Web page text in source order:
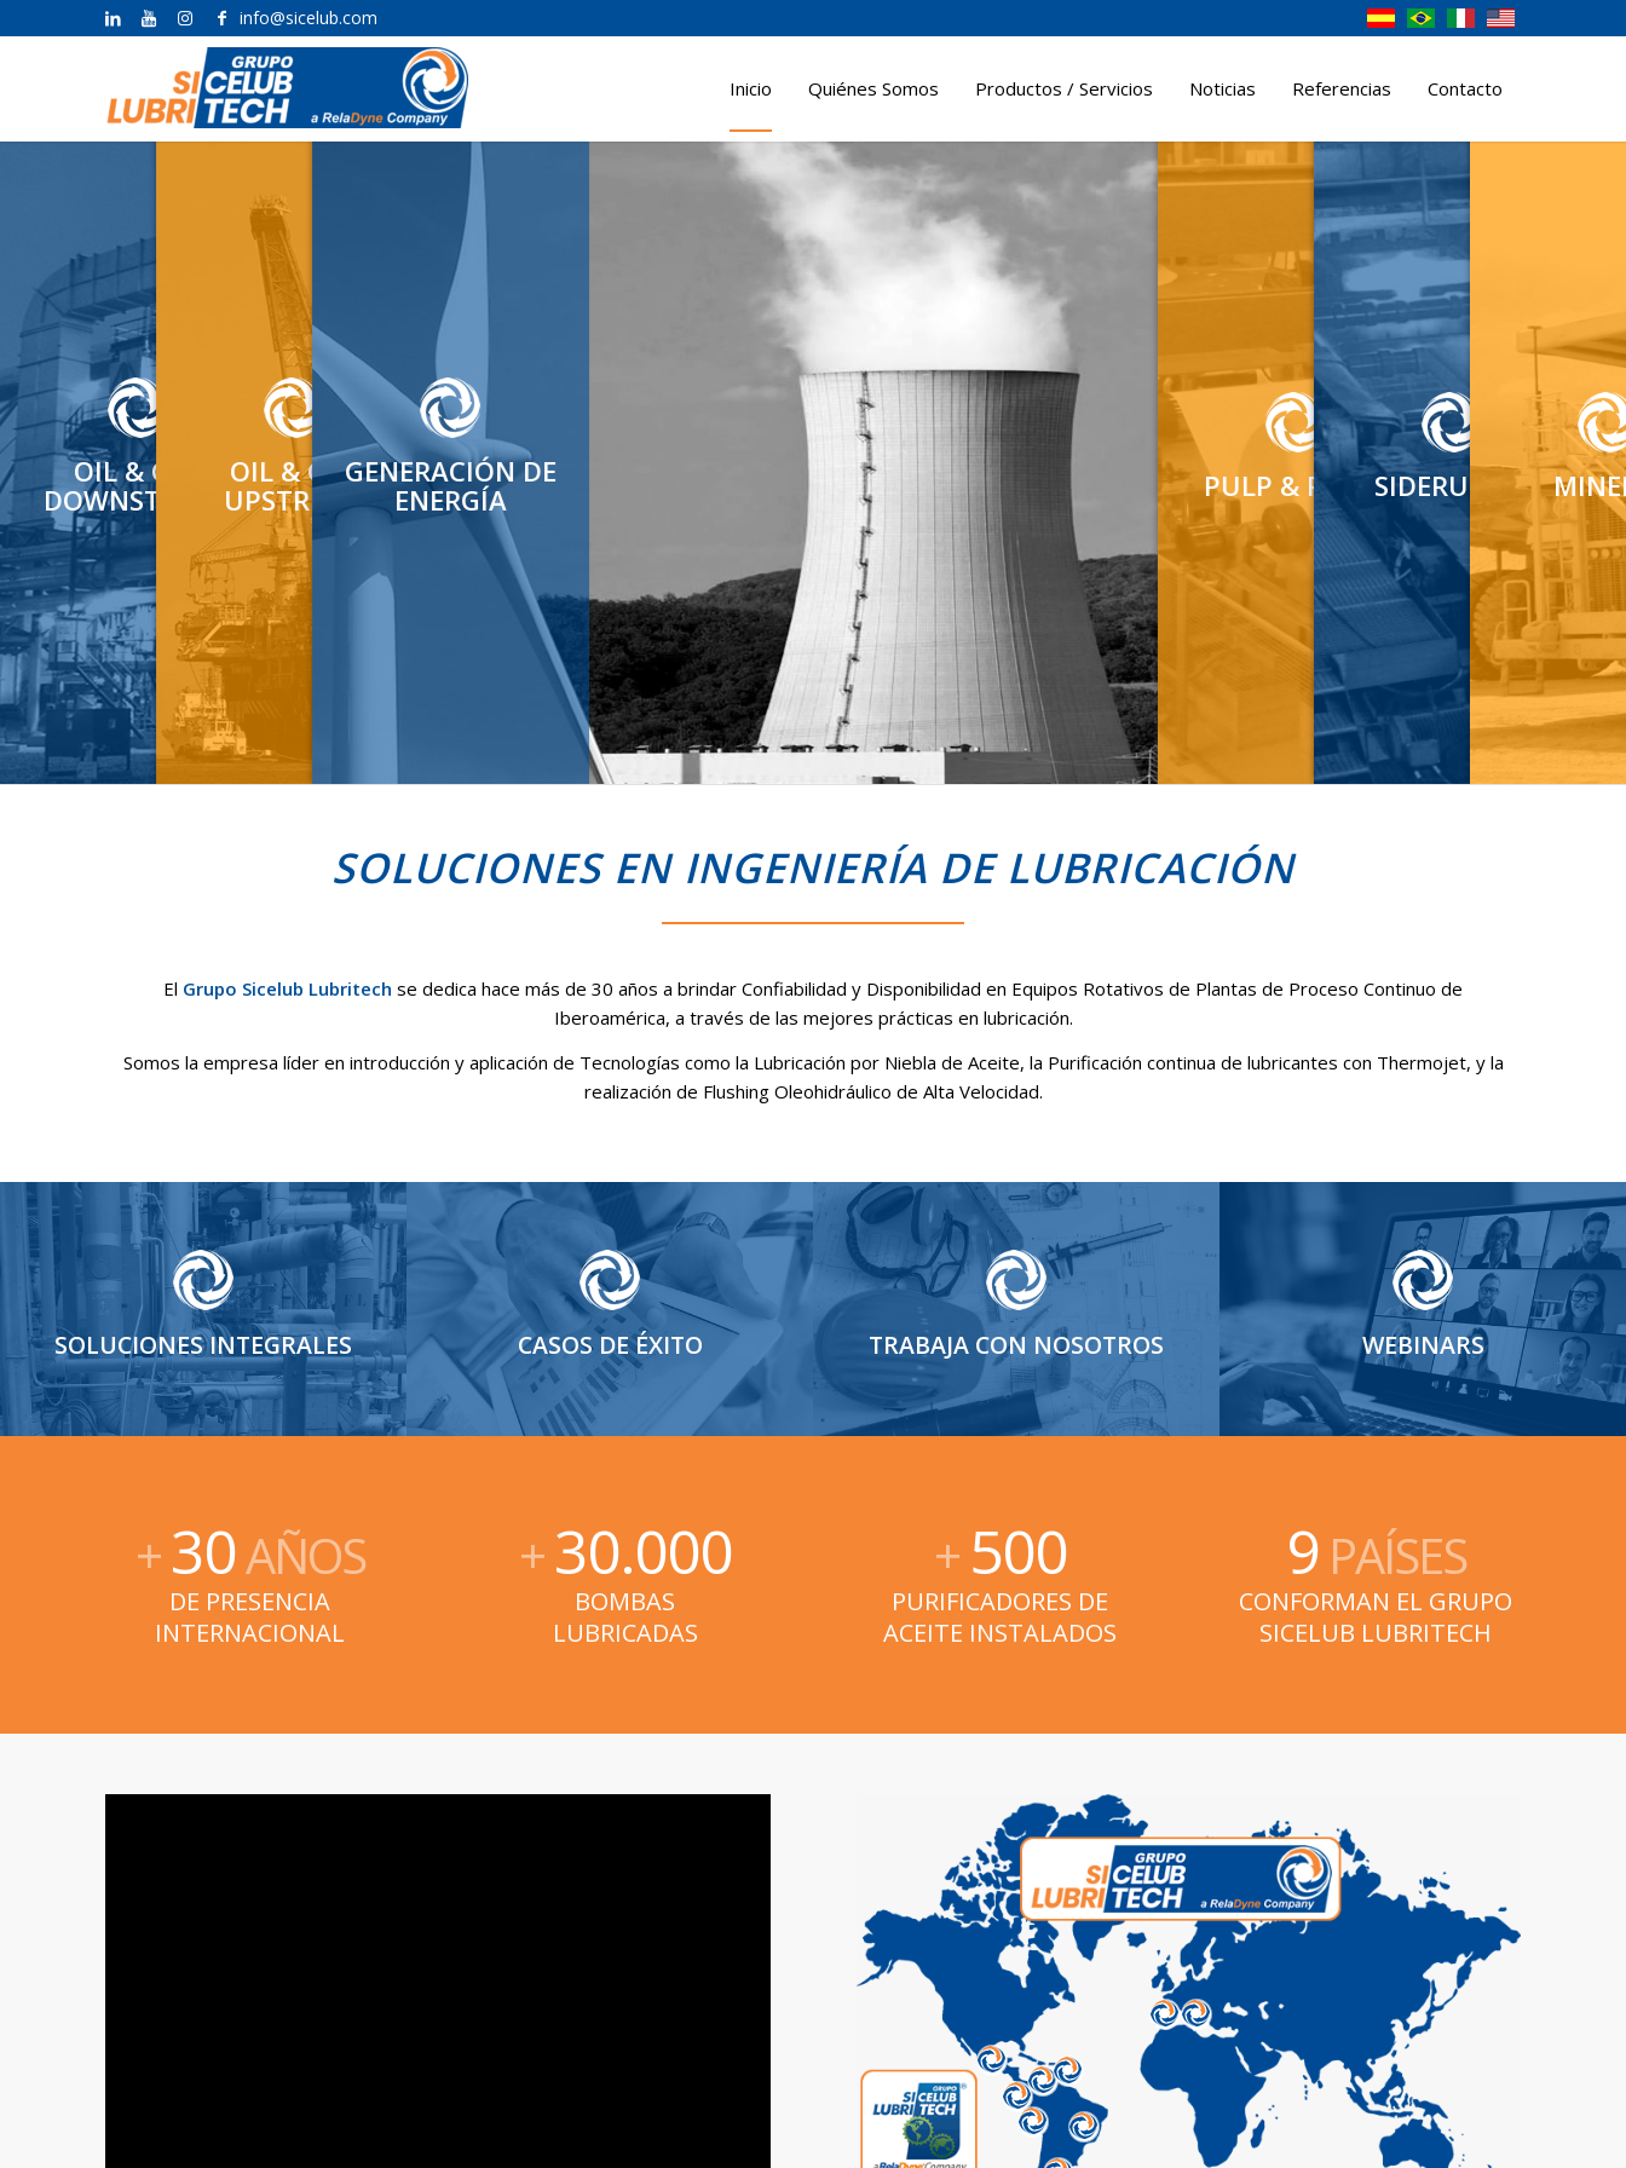
info@sicelub.com
Inicio Quiénes Somos Productos / Servicios Noticias Referencias Contacto
OIL & GAS
DOWNSTREAM
OIL & GAS
UPSTREAM
GENERACIÓN DE
ENERGÍA
PULP & PAPERSIDERURGIA
SOLUCIONES EN INGENIERÍA DE LUBRICACIÓN
El Grupo Sicelub Lubritech se dedica hace más de 30 años a brindar Confiabilidad y Disponibilidad en Equipos Rotativos de Plantas de Proceso Continuo de
Iberoamérica, a través de las mejores prácticas en lubricación.
Somos la empresa líder en introducción y aplicación de Tecnologías como la Lubricación por Niebla de Aceite, la Purificación continua de lubricantes con Thermojet, y la
realización de Flushing Oleohidráulico de Alta Velocidad.
SOLUCIONES INTEGRALES CASOS DE ÉXITO TRABAJA CON NOSOTROS WEBINARS
+30AÑOS
DE PRESENCIA
INTERNACIONAL
+30.000
BOMBAS
LUBRICADAS
+ 500
PURIFICADORES DE
ACEITE INSTALADOS
9PAÍSES
CONFORMAN EL GRUPO
SICELUB LUBRITECH
5
7
9